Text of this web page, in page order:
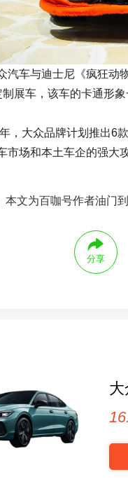
汽车与迪士尼《疯狂动
展车，该车的卡通形
，大众品牌计划推出6
市场和本土车企的强大
本文为百咖号作者油门
分享